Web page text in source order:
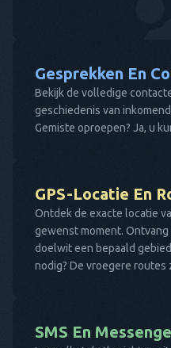
Gesprekken En
Bekijk de volledige
geschiedenis van
Gemiste oproepen? Ja, u
GPS-Locatie En
Ontdek de exacte locatie
gewenst moment.
doelwit een bepaald
nodig? De vroegere routes
SMS En